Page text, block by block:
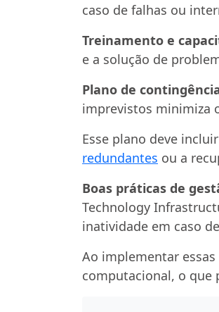
caso de falhas ou
Treinamento e
e a solução de
Plano de
imprevistos minimiza
Esse plano deve
redundantes ou a
Boas práticas de
Technology
inatividade em caso
Ao implementar
computacional, o que